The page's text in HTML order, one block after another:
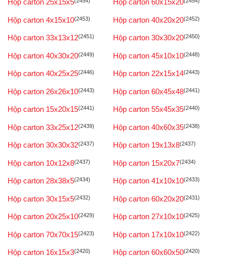
Hộp carton 25x15x5 Hộp carton 60x15x20
Hộp carton 4x15x10(2453) Hộp carton 40x20x20(2452)
Hộp carton 33x13x12(2451) Hộp carton 30x30x20(2450)
Hộp carton 40x30x20(2449) Hộp carton 45x10x10(2448)
Hộp carton 40x25x25(2446) Hộp carton 22x15x14(2443)
Hộp carton 26x26x10(2443) Hộp carton 60x45x48(2441)
Hộp carton 15x20x15(2441) Hộp carton 55x45x35(2440)
Hộp carton 33x25x12(2439) Hộp carton 40x60x35(2438)
Hộp carton 30x30x32(2437) Hộp carton 19x13x8(2437)
Hộp carton 10x12x8(2437) Hộp carton 15x20x7(2434)
Hộp carton 28x38x5(2434) Hộp carton 41x10x10(2433)
Hộp carton 30x15x5(2432) Hộp carton 60x20x20(2431)
Hộp carton 20x25x10(2429) Hộp carton 27x10x10(2425)
Hộp carton 70x70x15(2423) Hộp carton 17x10x10(2422)
Hộp carton 16x15x3(2420) Hộp carton 60x60x50(2420)